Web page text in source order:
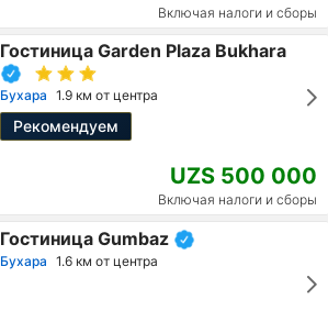
Включая налоги и сборы
Гостиница Garden Plaza Bukhara
Бухара 1.9 км от центра
Рекомендуем
UZS 500 000
Включая налоги и сборы
Гостиница Gumbaz
Бухара 1.6 км от центра